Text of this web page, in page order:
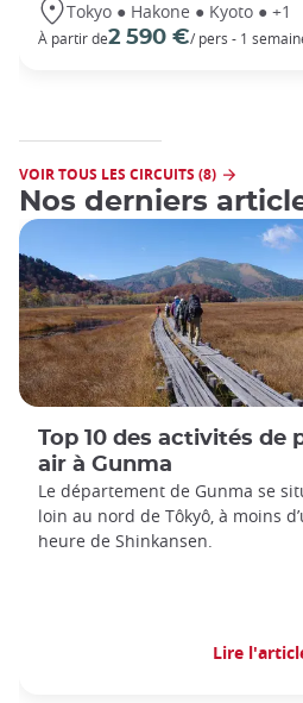
Tokyo ● Hakone ● Kyoto ● +1
À partir de2 590 €/ pers - 1
VOIR TOUS LES CIRCUITS (8)
Nos derniers
Top 10 des activités de
air à Gunma
Le département de Gunma se
loin au nord de Tôkyô, à moins
heure de Shinkansen.
Lire